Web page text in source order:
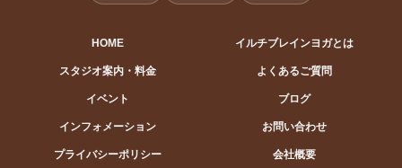
HOME イルチブレインヨガとは
スタジオ案内・料金 よくあるご質問
イベント ブログ
インフォメーション お問い合わせ
プライバシーポリシー 会社概要